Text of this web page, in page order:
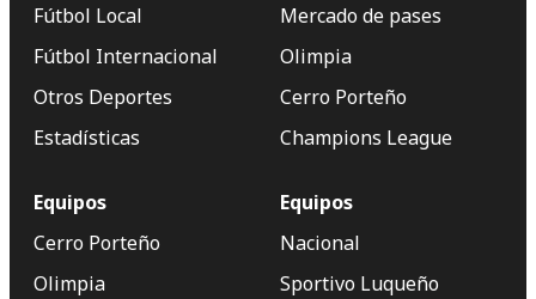
Fútbol Local
Fútbol Internacional
Otros Deportes
Estadísticas
Mercado de pases
Olimpia
Cerro Porteño
Champions League
Equipos
Cerro Porteño
Olimpia
Equipos
Nacional
Sportivo Luqueño